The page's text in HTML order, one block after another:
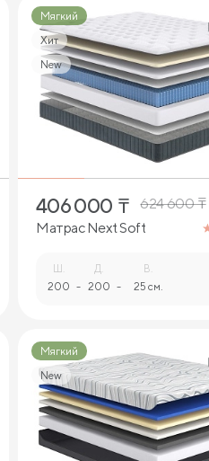
Мягкий
Хит
New
2
406 000 ₸ 624 600₸
Матрас Next Soft
Ш.
200 -
Д.
200 -
В.
25 см.
Мягкий
New
2